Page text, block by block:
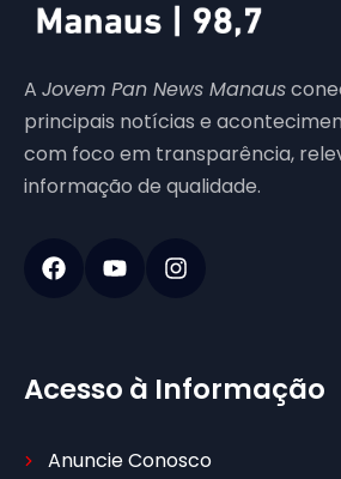
A Jovem Pan News Manaus
principais notícias e
com foco em transparência,
informação de qualidade.
Acesso à Informação
Anuncie Conosco